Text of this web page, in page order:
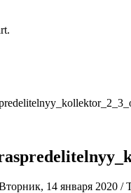
14 января 2020 /